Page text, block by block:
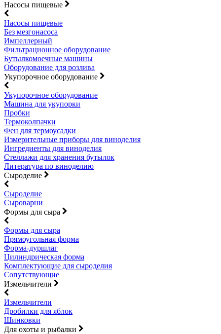
Насосы пищевые
Насосы пищевые
Без мезгонасоса
Импеллерный
Фильтрационное оборудование
Бутылкомоечные машины
Оборудование для розлива
Укупорочное оборудование
Укупорочное оборудование
Машина для укупорки
Пробки
Термоколпачки
Фен для термоусадки
Измерительные приборы для виноделия
Ингредиенты для виноделия
Стеллажи для хранения бутылок
Литература по виноделию
Сыроделие
Сыроделие
Сыроварни
Формы для сыра
Формы для сыра
Прямоугольная форма
Форма-дуршлаг
Цилиндрическая форма
Комплектующие для сыроделия
Сопутствующие
Измельчители
Измельчители
Дробилки для яблок
Шинковки
Для охоты и рыбалки